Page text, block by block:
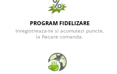
PROGRAM FIDELIZARE
Inregistreaza-te si acumulezi puncte,
la fiecare comanda.